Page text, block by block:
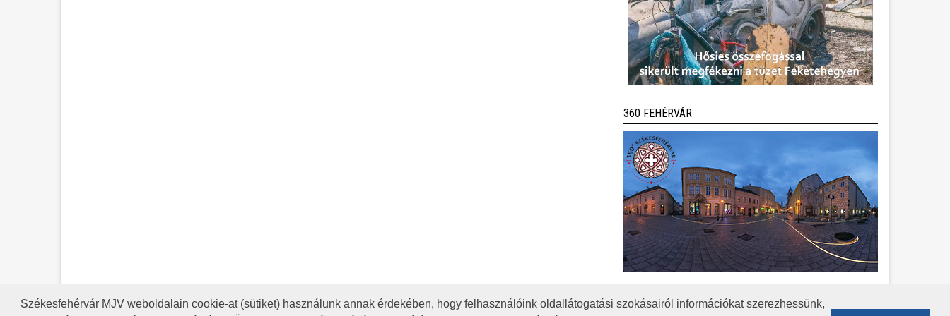
Székesfehérvár MJV weboldalain cookie-at (sütiket) használunk annak érdekében, hogy felhasználóink oldallátogatási szokásairól információkat szerezhessünk,
360 FEHÉRVÁR
RSS A HONLAP 2017.03.31-I ÁLLAPOTA JOGI NYILATKOZAT IMPRESSZUM MÉDIAAJÁNLAT KÖZÉRDEKŰ ADATOK ADATVÉDELEM